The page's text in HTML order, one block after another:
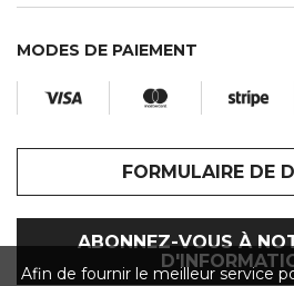
MODES DE PAIEMENT
FORMULAIRE DE
ABONNEZ-VOUS À
Afin de fournir le meilleur service